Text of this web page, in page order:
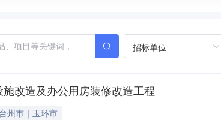
招标单位
改造及办公用房装修改造工程
州市｜玉环市